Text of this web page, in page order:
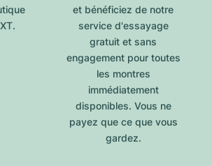
et bénéficiez de notre
service d'essayage
gratuit et sans
engagement pour toutes
les montres
immédiatement
disponibles. Vous ne
payez que ce que vous
gardez.